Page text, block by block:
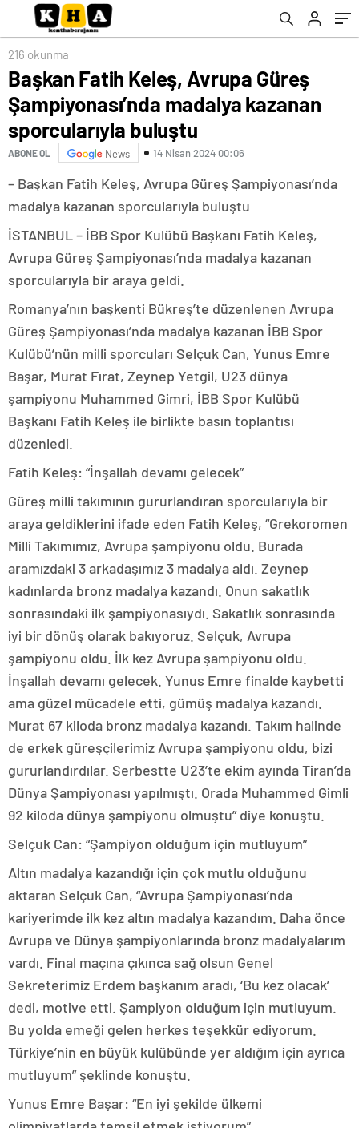
sporcularıyla buluştu
216 okunma
Başkan Fatih Keleş, Avrupa Güreş
Şampiyonası’nda madalya kazanan
sporcularıyla buluştu
ABONE OL News 14 Nisan 2024 00:06
– Başkan Fatih Keleş, Avrupa Güreş Şampiyonası’nda
madalya kazanan sporcularıyla buluştu
İSTANBUL – İBB Spor Kulübü Başkanı Fatih Keleş,
Avrupa Güreş Şampiyonası’nda madalya kazanan
sporcularıyla bir araya geldi.
Romanya’nın başkenti Bükreş’te düzenlenen Avrupa
Güreş Şampiyonası’nda madalya kazanan İBB Spor
Kulübü’nün milli sporcuları Selçuk Can, Yunus Emre
Başar, Murat Fırat, Zeynep Yetgil, U23 dünya
şampiyonu Muhammed Gimri, İBB Spor Kulübü
Başkanı Fatih Keleş ile birlikte basın toplantısı
düzenledi.
Fatih Keleş: “İnşallah devamı gelecek”
Güreş milli takımının gururlandıran sporcularıyla bir
araya geldiklerini ifade eden Fatih Keleş, “Grekoromen
Milli Takımımız, Avrupa şampiyonu oldu. Burada
aramızdaki 3 arkadaşımız 3 madalya aldı. Zeynep
kadınlarda bronz madalya kazandı. Onun sakatlık
sonrasındaki ilk şampiyonasıydı. Sakatlık sonrasında
iyi bir dönüş olarak bakıyoruz. Selçuk, Avrupa
şampiyonu oldu. İlk kez Avrupa şampiyonu oldu.
İnşallah devamı gelecek. Yunus Emre finalde kaybetti
ama güzel mücadele etti, gümüş madalya kazandı.
Murat 67 kiloda bronz madalya kazandı. Takım halinde
de erkek güreşçilerimiz Avrupa şampiyonu oldu, bizi
gururlandırdılar. Serbestte U23’te ekim ayında Tiran’da
Dünya Şampiyonası yapılmıştı. Orada Muhammed Gimli
92 kiloda dünya şampiyonu olmuştu” diye konuştu.
Selçuk Can: “Şampiyon olduğum için mutluyum”
Altın madalya kazandığı için çok mutlu olduğunu
aktaran Selçuk Can, “Avrupa Şampiyonası’nda
kariyerimde ilk kez altın madalya kazandım. Daha önce
Avrupa ve Dünya şampiyonlarında bronz madalyalarım
vardı. Final maçına çıkınca sağ olsun Genel
Sekreterimiz Erdem başkanım aradı, ‘Bu kez olacak’
dedi, motive etti. Şampiyon olduğum için mutluyum.
Bu yolda emeği gelen herkes teşekkür ediyorum.
Türkiye’nin en büyük kulübünde yer aldığım için ayrıca
mutluyum” şeklinde konuştu.
Yunus Emre Başar: “En iyi şekilde ülkemi